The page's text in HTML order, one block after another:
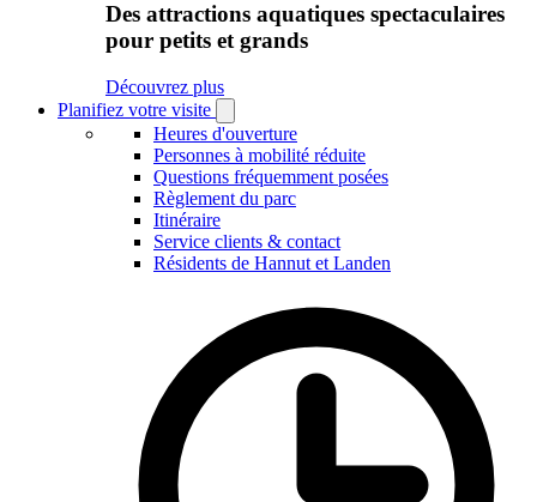
Des attractions aquatiques spectaculaires
pour petits et grands
Découvrez plus
Planifiez votre visite
Planifiez
votre
visite
submenu
Heures d'ouverture
Personnes à mobilité réduite
Questions fréquemment posées
Règlement du parc
Itinéraire
Service clients & contact
Résidents de Hannut et Landen